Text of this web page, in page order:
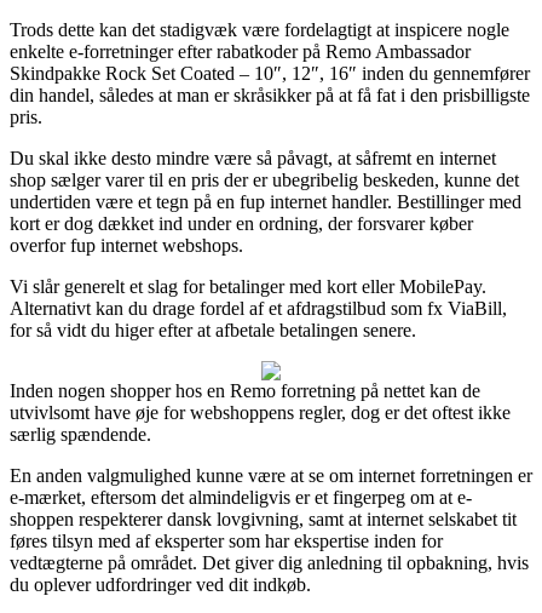
Trods dette kan det stadigvæk være fordelagtigt at inspicere nogle
enkelte e-forretninger efter rabatkoder på Remo Ambassador
Skindpakke Rock Set Coated – 10″, 12″, 16″ inden du gennemfører
din handel, således at man er skråsikker på at få fat i den prisbilligste
pris.
Du skal ikke desto mindre være så påvagt, at såfremt en internet
shop sælger varer til en pris der er ubegribelig beskeden, kunne det
undertiden være et tegn på en fup internet handler. Bestillinger med
kort er dog dækket ind under en ordning, der forsvarer køber
overfor fup internet webshops.
Vi slår generelt et slag for betalinger med kort eller MobilePay.
Alternativt kan du drage fordel af et afdragstilbud som fx ViaBill,
for så vidt du higer efter at afbetale betalingen senere.
Inden nogen shopper hos en Remo forretning på nettet kan de
utvivlsomt have øje for webshoppens regler, dog er det oftest ikke
særlig spændende.
En anden valgmulighed kunne være at se om internet forretningen er
e-mærket, eftersom det almindeligvis er et fingerpeg om at e-
shoppen respekterer dansk lovgivning, samt at internet selskabet tit
føres tilsyn med af eksperter som har ekspertise inden for
vedtægterne på området. Det giver dig anledning til opbakning, hvis
du oplever udfordringer ved dit indkøb.